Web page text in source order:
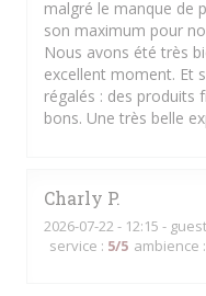
malgré le manque de
son maximum pour
Nous avons été très
excellent moment. Et
régalés : des produits
bons. Une très belle
Charly P
2026-07-22 - 12:15 -
service : 5/5 ambience :